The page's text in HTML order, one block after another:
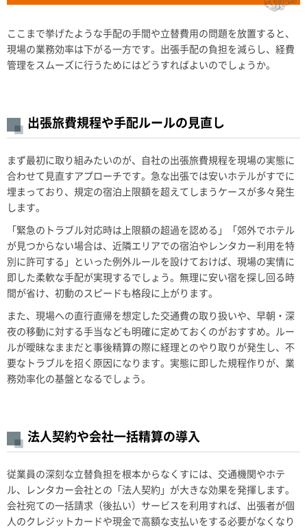
ここまで挙げたような手配の手間や立替費用の問題を放置すると、
現場の業務効率は下がる一方です。出張手配の負担を減らし、経費
管理をスムーズに行うためにはどうすればよいのでしょうか。
出張旅費規程や手配ルールの見直し
まず最初に取り組みたいのが、自社の出張旅費規程を現場の実態に
合わせて見直すアプローチです。急な出張では安いホテルがすでに
埋まっており、規定の宿泊上限額を超えてしまうケースが多々発生
します。
「緊急のトラブル対応時は上限額の超過を認める」「郊外でホテル
が見つからない場合は、近隣エリアでの宿泊やレンタカー利用を特
別に許可する」といった例外ルールを設けておけば、現場の実情に
即した柔軟な手配が実現するでしょう。無理に安い宿を探し回る時
間が省け、初動のスピードも格段に上がります。
また、現場への直行直帰を想定した交通費の取り扱いや、早朝・深
夜の移動に対する手当なども明確に定めておくのがおすすめ。ルー
ルが曖昧なままだと事後精算の際に経理とのやり取りが発生し、不
要なトラブルを招く原因になります。実態に即した規程作りが、業
務効率化の基盤となるでしょう。
法人契約や会社一括精算の導入
従業員の深刻な立替負担を根本からなくすには、交通機関やホテ
ル、レンタカー会社との「法人契約」が大きな効果を発揮します。
会社宛ての一括請求（後払い）サービスを利用すれば、出張者が個
人のクレジットカードや現金で高額な支払いをする必要がなくなり